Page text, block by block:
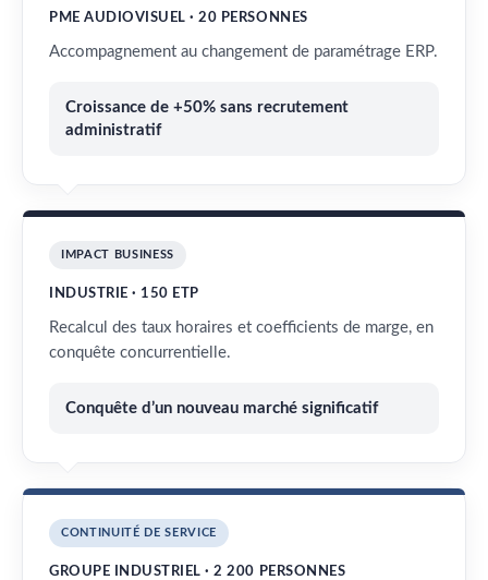
PME AUDIOVISUEL · 20 PERSONNES
Accompagnement au changement de paramétrage ERP.
Croissance de +50% sans recrutement
administratif
IMPACT BUSINESS
INDUSTRIE · 150 ETP
Recalcul des taux horaires et coefficients de marge, en
conquête concurrentielle.
Conquête d’un nouveau marché significatif
CONTINUITÉ DE SERVICE
GROUPE INDUSTRIEL · 2 200 PERSONNES